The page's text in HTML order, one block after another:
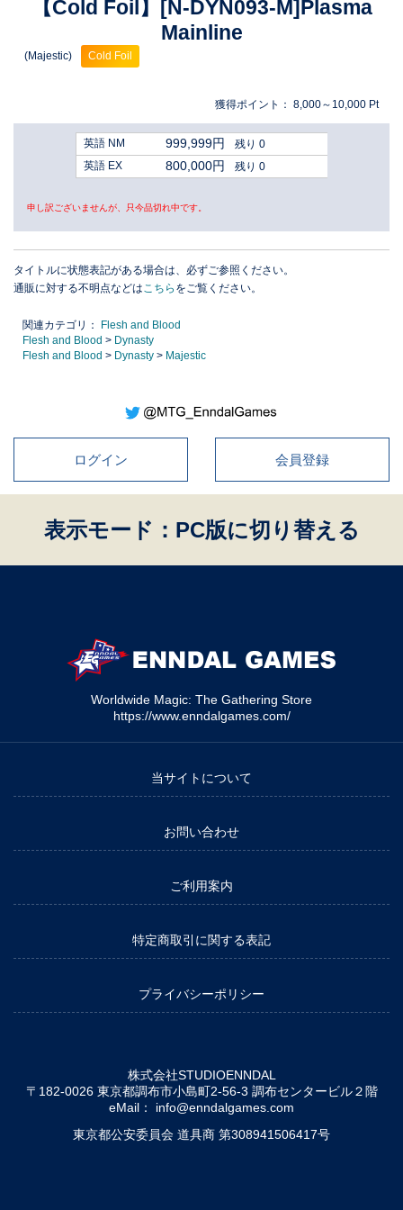
【Cold Foil】[N-DYN093-M]Plasma
Mainline
(Majestic) Cold Foil
獲得ポイント： 8,000～10,000 Pt
英語 NM 999,999円
残り 0
英語 EX
800,000円 残り 0
申し訳ございませんが、只今品切れ中です。
タイトルに状態表記がある場合は、必ずご参照ください。
通販に対する不明点などはこちら をご覧ください。
関連カテゴリ：
Flesh and Blood
Flesh and Blood > Dynasty
Flesh and Blood > Dynasty > Majestic
ログイン 会員登録
表示モード：PC版に切り替える
Worldwide Magic: The Gathering Store
https://www.enndalgames.com/
当サイトについて
お問い合わせ
ご利用案内
特定商取引に関する表記
プライバシーポリシー
株式会社STUDIOENNDAL
〒182-0026 東京都調布市小島町2-56-3 調布センタービル２階
eMail： info@enndalgames.com
東京都公安委員会 道具商 第308941506417号